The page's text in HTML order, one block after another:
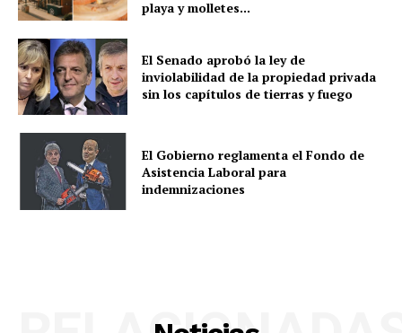
playa y molletes...
El Senado aprobó la ley de
inviolabilidad de la propiedad privada
sin los capítulos de tierras y fuego
El Gobierno reglamenta el Fondo de
Asistencia Laboral para
indemnizaciones